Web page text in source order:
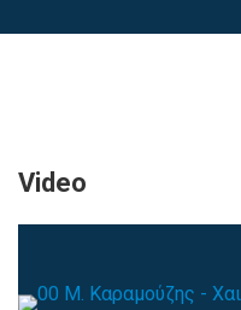
Video